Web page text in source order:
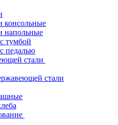
консольные
напольные
тумбой
педалью
стали
стали